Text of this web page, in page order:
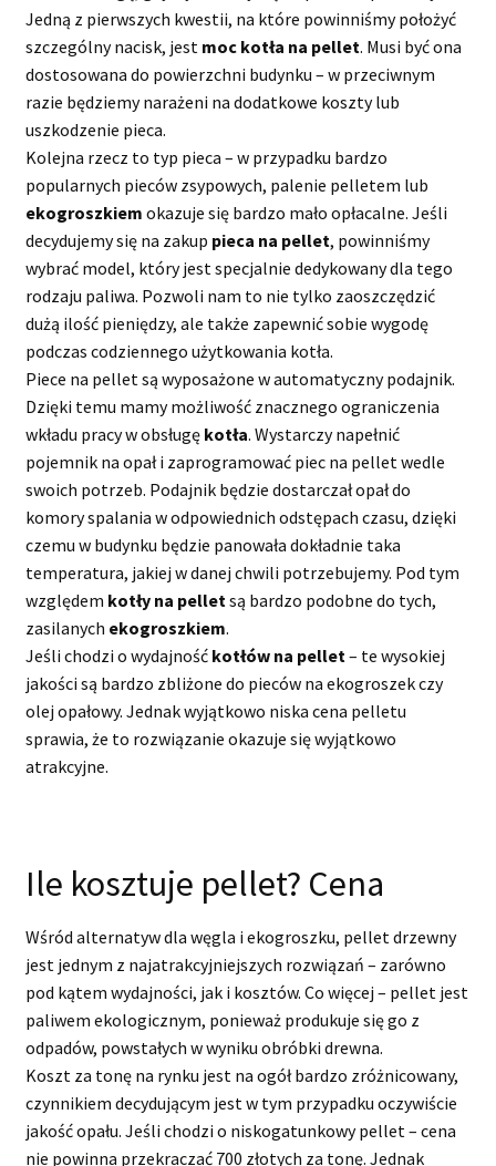
Jedną z pierwszych kwestii, na które powinniśmy położyć
szczególny nacisk, jest moc kotła na pellet. Musi być ona
dostosowana do powierzchni budynku – w przeciwnym
razie będziemy narażeni na dodatkowe koszty lub
uszkodzenie pieca.
Kolejna rzecz to typ pieca – w przypadku bardzo
popularnych pieców zsypowych, palenie pelletem lub
ekogroszkiem okazuje się bardzo mało opłacalne. Jeśli
decydujemy się na zakup pieca na pellet, powinniśmy
wybrać model, który jest specjalnie dedykowany dla tego
rodzaju paliwa. Pozwoli nam to nie tylko zaoszczędzić
dużą ilość pieniędzy, ale także zapewnić sobie wygodę
podczas codziennego użytkowania kotła.
Piece na pellet są wyposażone w automatyczny podajnik.
Dzięki temu mamy możliwość znacznego ograniczenia
wkładu pracy w obsługę kotła. Wystarczy napełnić
pojemnik na opał i zaprogramować piec na pellet wedle
swoich potrzeb. Podajnik będzie dostarczał opał do
komory spalania w odpowiednich odstępach czasu, dzięki
czemu w budynku będzie panowała dokładnie taka
temperatura, jakiej w danej chwili potrzebujemy. Pod tym
względem kotły na pelletsą bardzo podobne do tych,
zasilanych ekogroszkiem.
Jeśli chodzi o wydajność kotłów na pellet– te wysokiej
jakości są bardzo zbliżone do pieców na ekogroszek czy
olej opałowy. Jednak wyjątkowo niska cena pelletu
sprawia, że to rozwiązanie okazuje się wyjątkowo
atrakcyjne.
Ile kosztuje pellet? Cena
Wśród alternatyw dla węgla i ekogroszku, pellet drzewny
jest jednym z najatrakcyjniejszych rozwiązań – zarówno
pod kątem wydajności, jak i kosztów. Co więcej – pellet jest
paliwem ekologicznym, ponieważ produkuje się go z
odpadów, powstałych w wyniku obróbki drewna.
Koszt za tonę na rynku jest na ogół bardzo zróżnicowany,
czynnikiem decydującym jest w tym przypadku oczywiście
jakość opału. Jeśli chodzi o niskogatunkowy pellet – cena
nie powinna przekraczać 700 złotych za tonę. Jednak